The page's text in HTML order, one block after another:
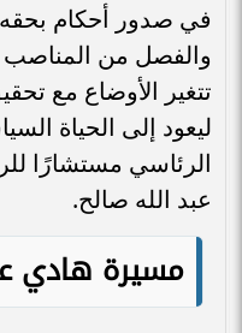
في صدور أحكام
والفصل من المناصب
ليعود إلى الحياة
الرئاسي مستشارًا
عبد الله صالح.
مسيرة هادي